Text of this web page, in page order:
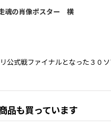
魂の肖像ポスター 横
公式戦ファイナルとなった３０
品も買っています